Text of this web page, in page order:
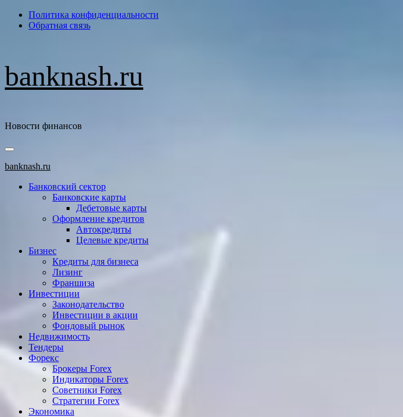
ПерейтиПолитика конфиденциальности
Обратная связь
banknash.ru
Новости финансов
Основное
меню
banknash.ru
Банковский сектор
Банковские карты
Дебетовые карты
Оформление кредитов
Автокредиты
Целевые кредиты
Бизнес
Кредиты для бизнеса
Лизинг
Франшиза
Инвестиции
Законодательство
Инвестиции в акции
Фондовый рынок
Недвижимость
Тендеры
Форекс
Брокеры Forex
Индикаторы Forex
Советники Forex
Стратегии Forex
Экономика